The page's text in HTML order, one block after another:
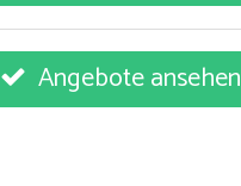
Angebote ansehen